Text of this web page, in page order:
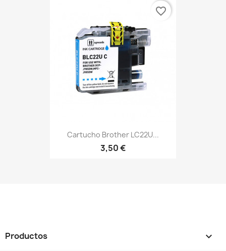
Cartucho Brother LC22U...
3,50 €
favorite_border
Productos 